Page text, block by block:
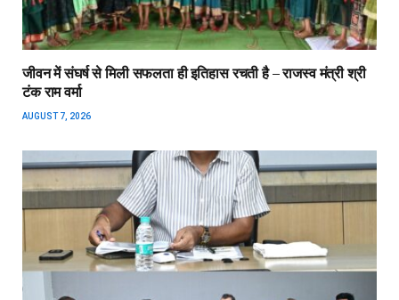
जीवन में संघर्ष से मिली सफलता ही इतिहास रचती है – राजस्व मंत्री श्री
टंक राम वर्मा
AUGUST 7, 2026